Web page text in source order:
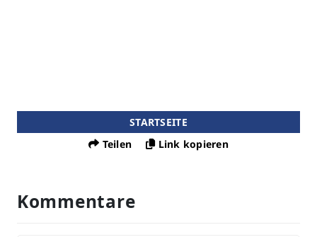
STARTSEITE
Teilen
Link kopieren
Kommentare